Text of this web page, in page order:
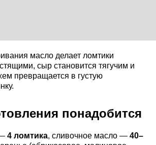
масло делает ломтики
сыр становится тягучим и
превращается в густую
понадобится
4 ломтика, сливочное масло — 40–